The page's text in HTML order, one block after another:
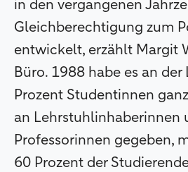
in den vergangenen
Gleichberechtigung zum
entwickelt, erzählt Margit
Büro. 1988 habe es an der
Prozent Studentinnen
an Lehrstuhlinhaberinnen
Professorinnen gegeben,
60 Prozent der